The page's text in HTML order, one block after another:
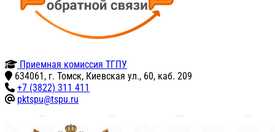
Приемная комиссия ТГПУ
634061, г. Томск, Киевская ул., 60, каб. 209
+7 (3822) 311 411
pktspu@tspu.ru